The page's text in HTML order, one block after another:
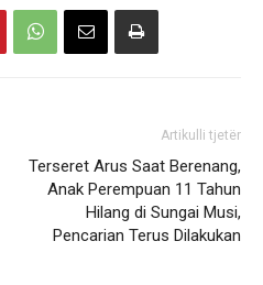
Artikulli tjetër
Terseret Arus Saat Berenang,
Anak Perempuan 11 Tahun
Hilang di Sungai Musi,
Pencarian Terus Dilakukan